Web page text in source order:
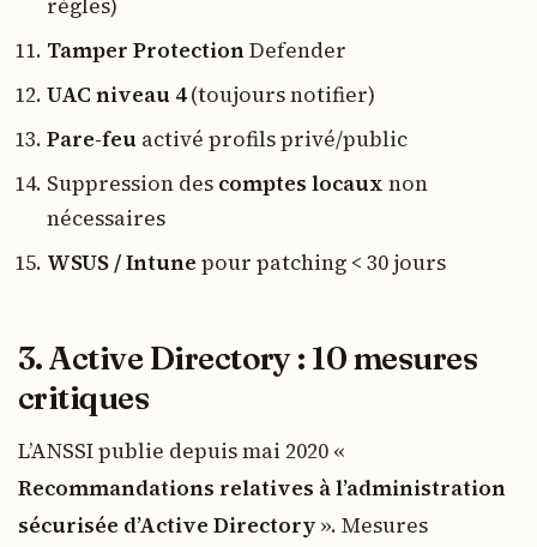
Tamper ProtectionDefender
UAC niveau 4(toujours notifier)
Pare-feu activé profils privé/public
Suppression des comptes locaux non
nécessaires
WSUS / Intune pour patching < 30 jours
3. Active Directory : 10 mesures
critiques
L’ANSSI publie depuis mai 2020 «
Recommandations relatives à l’administration
sécurisée d’Active Directory ». Mesures